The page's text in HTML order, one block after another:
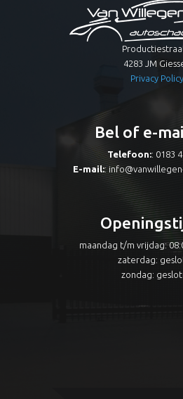
4283 JM
Privacy Policy
Bel of e-
Telefoon:: 0183
E-mail::
maandag t/m vrijdag:
zaterdag:
zondag: